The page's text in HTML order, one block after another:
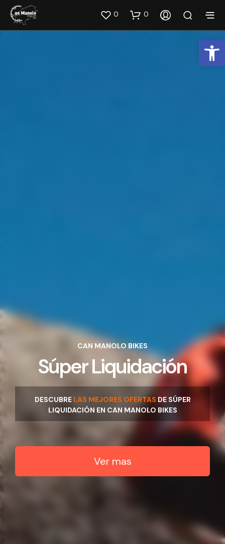
Abrir barra de herramientas
0 0
CAN MANOLO BIKES
Súper Liquidación
DESCUBRE LAS MEJORES OFERTAS DE SÚPER
LIQUIDACIÓN EN CAN MANOLO BIKES
Ver mas